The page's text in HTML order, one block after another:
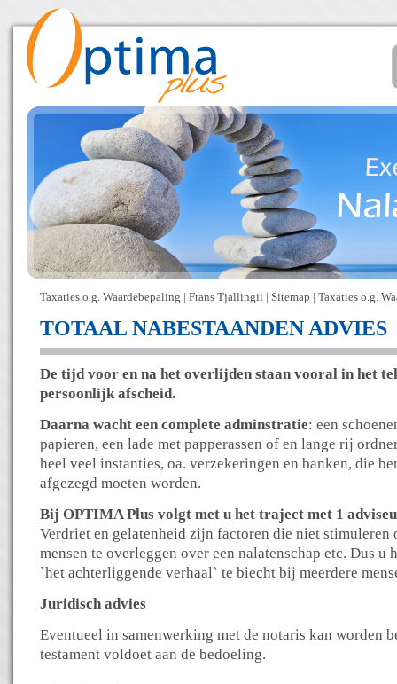
Taxaties o.g. Waardebepaling | Frans Tjallingii | Sitemap | Taxaties o.g.
TOTAAL NABESTAANDEN ADVIES
De tijd voor en na het overlijden staan vooral in het
persoonlijk afscheid.
Daarna wacht een complete adminstratie: een
papieren, een lade met papperassen of en lange rij
heel veel instanties, oa. verzekeringen en banken, die
afgezegd moeten worden.
Bij OPTIMA Plus volgt met u het traject met 1
Verdriet en gelatenheid zijn factoren die niet stimuleren
mensen te overleggen over een nalatenschap etc. Dus u
`het achterliggende verhaal` te biecht bij meerdere
Juridisch advies
Eventueel in samenwerking met de notaris kan worden
testament voldoet aan de bedoeling.